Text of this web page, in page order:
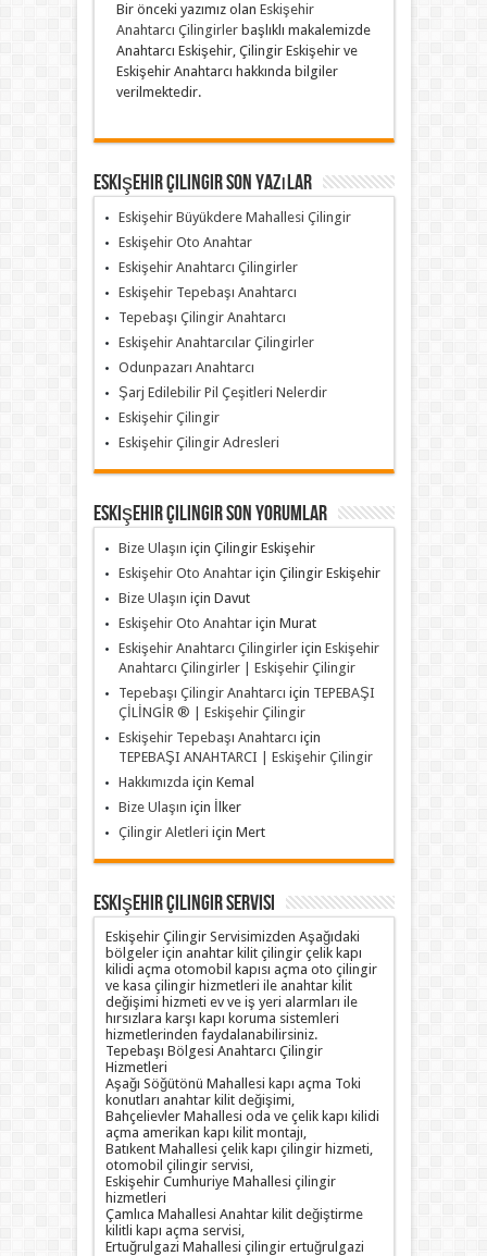
Bir önceki yazımız olan Eskişehir
Anahtarcı Çilingirlerbaşlıklı makalemizde
Anahtarcı Eskişehir, Çilingir Eskişehir ve
Eskişehir Anahtarcı hakkında bilgiler
verilmektedir.
Eskişehir Çilingir Son Yazılar
Eskişehir Büyükdere Mahallesi Çilingir
Eskişehir Oto Anahtar
Eskişehir Anahtarcı Çilingirler
Eskişehir Tepebaşı Anahtarcı
Tepebaşı Çilingir Anahtarcı
Eskişehir Anahtarcılar Çilingirler
Odunpazarı Anahtarcı
Şarj Edilebilir Pil Çeşitleri Nelerdir
Eskişehir Çilingir
Eskişehir Çilingir Adresleri
Eskişehir Çilingir Son Yorumlar
Bize Ulaşın için Çilingir Eskişehir
Eskişehir Oto Anahtariçin Çilingir Eskişehir
Bize Ulaşın için Davut
Eskişehir Oto Anahtariçin Murat
Eskişehir Anahtarcı Çilingirleriçin Eskişehir
Anahtarcı Çilingirler | Eskişehir Çilingir
Tepebaşı Çilingir Anahtarcı için TEPEBAŞI
ÇİLİNGİR ® | Eskişehir Çilingir
Eskişehir Tepebaşı Anahtarcı için
TEPEBAŞI ANAHTARCI | Eskişehir Çilingir
Hakkımızda için Kemal
Bize Ulaşın için
İlker
Çilingir Aletleri için Mert
Eskişehir Çilingir Servisi
Eskişehir Çilingir Servisimizden Aşağıdaki
bölgeler için anahtar kilit çilingir çelik kapı
kilidi açma otomobil kapısı açma oto çilingir
ve kasa çilingir hizmetleri ile anahtar kilit
değişimi hizmeti ev ve iş yeri alarmları ile
hırsızlara karşı kapı koruma sistemleri
hizmetlerinden faydalanabilirsiniz.
Tepebaşı Bölgesi Anahtarcı Çilingir
Hizmetleri
Aşağı Söğütönü Mahallesi kapı açma Toki
konutları anahtar kilit değişimi,
Bahçelievler Mahallesi oda ve çelik kapı kilidi
açma amerikan kapı kilit montajı,
Batıkent Mahallesi çelik kapı çilingir hizmeti,
otomobil çilingir servisi,
Eskişehir Cumhuriye Mahallesi çilingir
hizmetleri
Çamlıca Mahallesi Anahtar kilit değiştirme
kilitli kapı açma servisi,
Ertuğrulgazi Mahallesi çilingir ertuğrulgazi